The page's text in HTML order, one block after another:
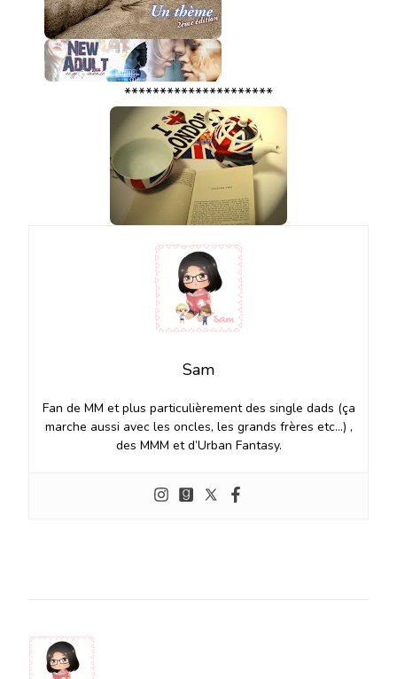
*********************
Sam
Fan de MM et plus particulièrement des single dads (ça
marche aussi avec les oncles, les grands frères etc…) ,
des MMM et d’Urban Fantasy.